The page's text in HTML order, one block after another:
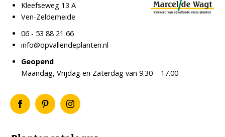
Kleefseweg 13 A
Ven-Zelderheide
06 - 53 88 21 66
info@opvallendeplanten.nl
Geopend
Maandag, Vrijdag en Zaterdag van 9.30 – 17.00